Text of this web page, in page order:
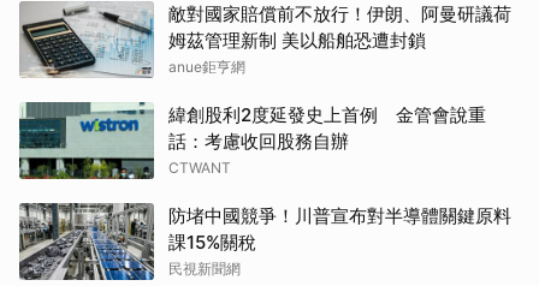
敵對國家賠償前不放行！伊朗、阿曼研議荷
姆茲管理新制 美以船舶恐遭封鎖
anue鉅亨網
緯創股利2度延發史上首例 金管會說重
話：考慮收回股務自辦
CTWANT
防堵中國競爭！川普宣布對半導體關鍵原料
課15%關稅
民視新聞網